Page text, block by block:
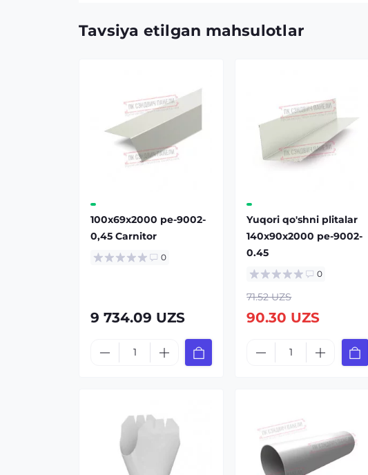
Tavsiya etilgan mahsulotlar
100x69x2000 pe-9002-
0,45 Carnitor
0
9 734.09 UZS
Yuqori qo'shni plitalar
140x90x2000 pe-9002-
0.45
0
71.52 UZS
90.30 UZS